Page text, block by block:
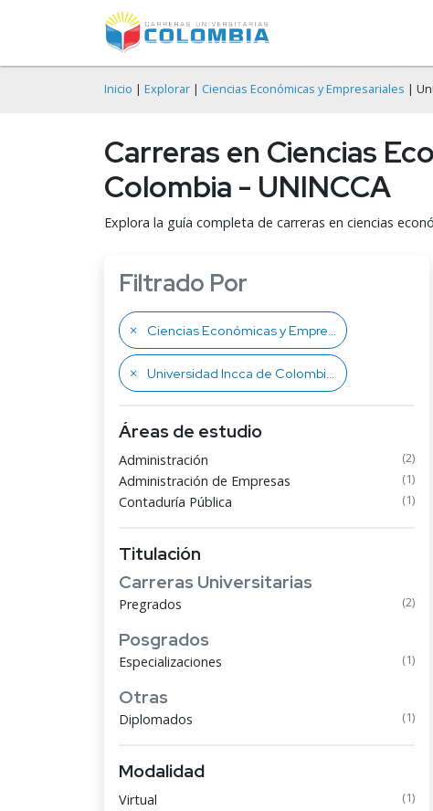
Inicio | Explorar | Ciencias Económicas y Empresariales |
Carreras en Ciencias
Colombia - UNINCCA
Explora la guía completa de carreras en ciencias
Filtrado Por
Ciencias Económicas y Empresariales
Universidad Incca de Colombia
Áreas de estudio
Administración (2)
Administración de Empresas (1)
Contaduría Pública (1)
Titulación
Carreras Universitarias
Pregrados (2)
Posgrados
Especializaciones (1)
Otras
Diplomados (1)
Modalidad
Virtual (1)